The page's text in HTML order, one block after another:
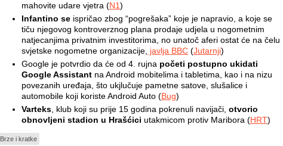
mahovite udare vjetra (N1)
Infantino se ispričao zbog “pogrešaka” koje je napravio, a koje se
tiču njegovog kontroverznog plana prodaje udjela u nogometnim
natjecanjima privatnim investitorima, no unatoč aferi ostat će na čelu
svjetske nogometne organizacije, javlja BBC (Jutarnji)
Google je potvrdio da će od 4. rujna početi postupno ukidati
Google Assistant na Android mobitelima i tabletima, kao i na nizu
povezanih uređaja, što ukjlučuje pametne satove, slušalice i
automobile koji koriste Android Auto (Bug)
Varteks , klub koji su prije 15 godina pokrenuli navijači, otvorio
obnovljeni stadion u Hrašćici utakmicom protiv Maribora (HRT)
Brze i kratke